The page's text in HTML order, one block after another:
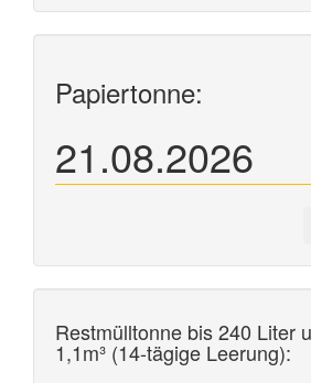
Papiertonne:
21.08.2026
Restmülltonne bis 240 Liter
1,1m³ (14-tägige Leerung):